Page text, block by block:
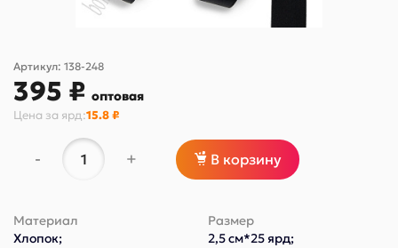
Артикул: 138-248
395 ₽ оптовая
Цена за ярд:15.8 ₽
- + В корзину
Материал
Хлопок;
Размер
2,5 см*25 ярд;